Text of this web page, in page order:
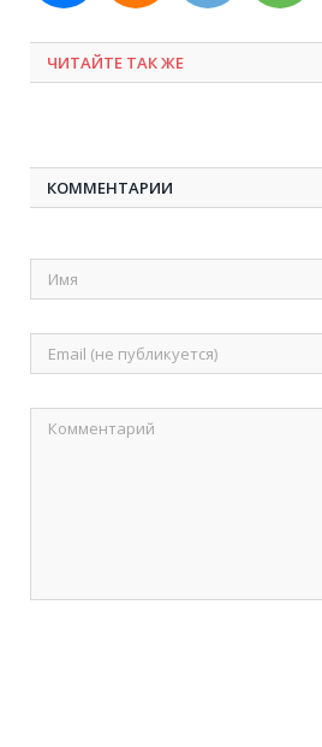
ЧИТАЙТЕ ТАК ЖЕ
КОММЕНТАРИИ